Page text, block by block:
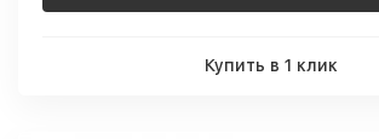
Купить в 1 клик